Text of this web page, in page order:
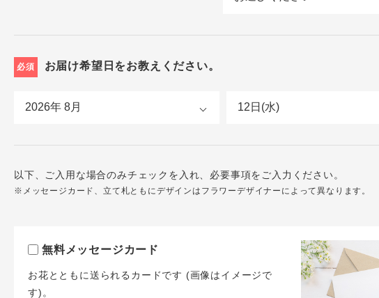
必須 お届け希望日をお教えください。
以下、ご入用な場合のみチェックを入れ、必要事項をご入力ください。
※メッセージカード、立て札ともにデザインはフラワーデザイナーによって異なります。
無料メッセージカード
お花とともに送られるカードです (画像はイメージで
す)。